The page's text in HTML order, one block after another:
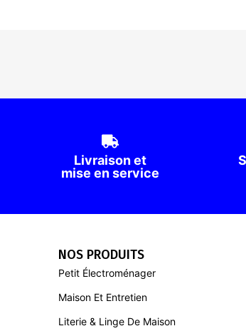
Livraison et
mise en service
NOS PRODUITS
Petit Électroménager
Maison Et Entretien
Literie & Linge De Maison